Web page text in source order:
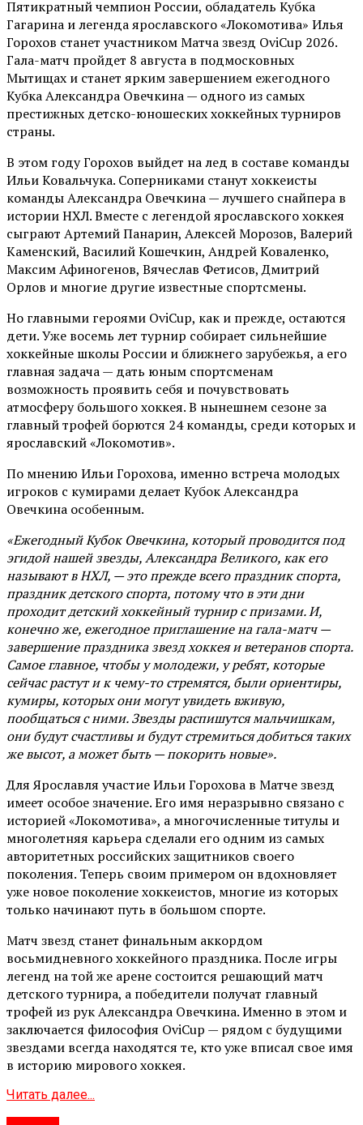
Пятикратный чемпион России, обладатель Кубка
Гагарина и легенда ярославского «Локомотива» Илья
Горохов станет участником Матча звезд OviCup 2026.
Гала-матч пройдет 8 августа в подмосковных
Мытищах и станет ярким завершением ежегодного
Кубка Александра Овечкина — одного из самых
престижных детско-юношеских хоккейных турниров
страны.
В этом году Горохов выйдет на лед в составе команды
Ильи Ковальчука. Соперниками станут хоккеисты
команды Александра Овечкина — лучшего снайпера в
истории НХЛ. Вместе с легендой ярославского хоккея
сыграют Артемий Панарин, Алексей Морозов, Валерий
Каменский, Василий Кошечкин, Андрей Коваленко,
Максим Афиногенов, Вячеслав Фетисов, Дмитрий
Орлов и многие другие известные спортсмены.
Но главными героями OviCup, как и прежде, остаются
дети. Уже восемь лет турнир собирает сильнейшие
хоккейные школы России и ближнего зарубежья, а его
главная задача — дать юным спортсменам
возможность проявить себя и почувствовать
атмосферу большого хоккея. В нынешнем сезоне за
главный трофей борются 24 команды, среди которых и
ярославский «Локомотив».
По мнению Ильи Горохова, именно встреча молодых
игроков с кумирами делает Кубок Александра
Овечкина особенным.
«Ежегодный Кубок Овечкина, который проводится под
эгидой нашей звезды, Александра Великого, как его
называют в НХЛ, — это прежде всего праздник спорта,
праздник детского спорта, потому что в эти дни
проходит детский хоккейный турнир с призами. И,
конечно же, ежегодное приглашение на гала-матч —
завершение праздника звезд хоккея и ветеранов спорта.
Самое главное, чтобы у молодежи, у ребят, которые
сейчас растут и к чему-то стремятся, были ориентиры,
кумиры, которых они могут увидеть вживую,
пообщаться с ними. Звезды распишутся мальчишкам,
они будут счастливы и будут стремиться добиться таких
же высот, а может быть — покорить новые».
Для Ярославля участие Ильи Горохова в Матче звезд
имеет особое значение. Его имя неразрывно связано с
историей «Локомотива», а многочисленные титулы и
многолетняя карьера сделали его одним из самых
авторитетных российских защитников своего
поколения. Теперь своим примером он вдохновляет
уже новое поколение хоккеистов, многие из которых
только начинают путь в большом спорте.
Матч звезд станет финальным аккордом
восьмидневного хоккейного праздника. После игры
легенд на той же арене состоится решающий матч
детского турнира, а победители получат главный
трофей из рук Александра Овечкина. Именно в этом и
заключается философия OviCup — рядом с будущими
звездами всегда находятся те, кто уже вписал свое имя
в историю мирового хоккея.
Читать далее...